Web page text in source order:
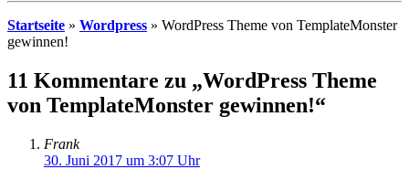
Startseite » Wordpress » WordPress Theme von TemplateMonster
gewinnen!
11 Kommentare zu „WordPress Theme
von TemplateMonster gewinnen!“
Frank
30. Juni 2017 um 3:07 Uhr